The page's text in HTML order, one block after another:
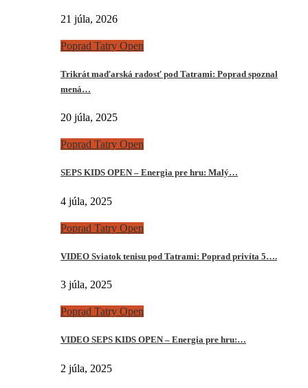
21 júla, 2026
Poprad Tatry Open
Trikrát maďarská radosť pod Tatrami: Poprad spoznal
mená…
20 júla, 2025
Poprad Tatry Open
SEPS KIDS OPEN – Energia pre hru: Malý…
4 júla, 2025
Poprad Tatry Open
VIDEO Sviatok tenisu pod Tatrami: Poprad privíta 5….
3 júla, 2025
Poprad Tatry Open
VIDEO SEPS KIDS OPEN – Energia pre hru:…
2 júla, 2025